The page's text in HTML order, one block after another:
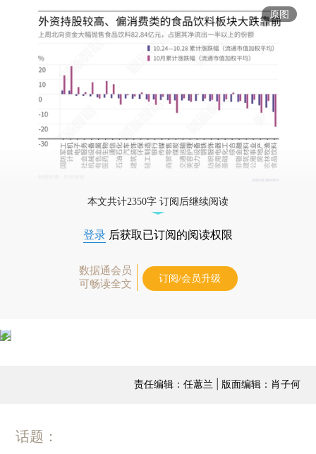
原图
本文共计2350字 订阅后继续阅读
登录 后获取已订阅的阅读权限
数据通会员
可畅读全文
订阅/会员升级
责任编辑：任蕙兰 | 版面编辑：肖子何
话题：